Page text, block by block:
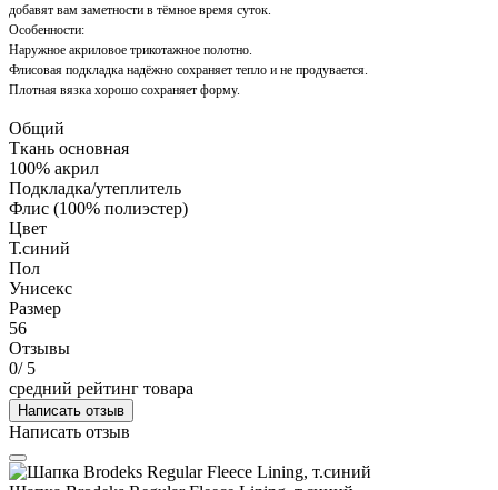
добавят вам заметности в тёмное время суток.
Особенности:
Наружное акриловое трикотажное полотно.
Флисовая подкладка надёжно сохраняет тепло и не продувается.
Плотная вязка хорошо сохраняет форму.
Общий
Ткань основная
100% акрил
Подкладка/утеплитель
Флис (100% полиэстер)
Цвет
Т.синий
Пол
Унисекс
Размер
56
Отзывы
0/ 5
средний рейтинг товара
Написать отзыв
Написать отзыв